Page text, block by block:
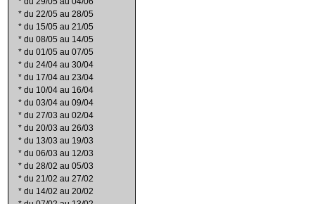
* du 22/05 au 28/05
* du 15/05 au 21/05
* du 08/05 au 14/05
* du 01/05 au 07/05
* du 24/04 au 30/04
* du 17/04 au 23/04
* du 10/04 au 16/04
* du 03/04 au 09/04
* du 27/03 au 02/04
* du 20/03 au 26/03
* du 13/03 au 19/03
* du 06/03 au 12/03
* du 28/02 au 05/03
* du 21/02 au 27/02
* du 14/02 au 20/02